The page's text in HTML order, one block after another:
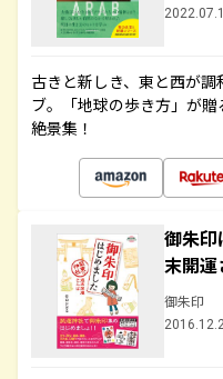
古きと新しき、東と西が
ブ。「地球の歩き方」が
絶景集！
御朱
末開運
御朱印